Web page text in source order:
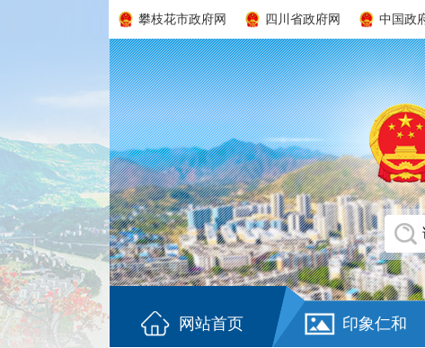
攀枝花市政府网 四川省政府网 中国政
网站首页 印象仁和